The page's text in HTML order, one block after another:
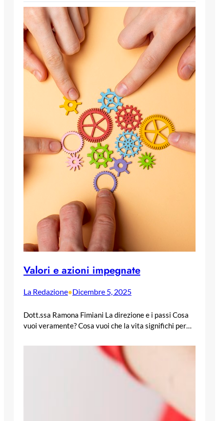
Valori e azioni impegnate
La Redazione•Dicembre 5, 2025
Dott.ssa Ramona Fimiani La direzione e i passi Cosa
vuoi veramente? Cosa vuoi che la vita significhi per…